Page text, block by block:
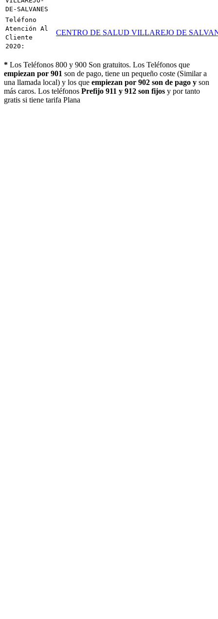
DE-SALVANES
Teléfono
Atención Al
Cliente
2020:
CENTRO DE SALUD VILLAREJO DE
* Los Teléfonos 800 y 900 Son gratuitos. Los Teléfonos que
empiezan por 901 son de pago, tiene un pequeño coste (Similar a
una llamada local) y los que empiezan por 902 son de pago y son
más caros. Los teléfonos Prefijo 911 y 912 son fijos y por tanto
gratis si tiene tarifa Plana